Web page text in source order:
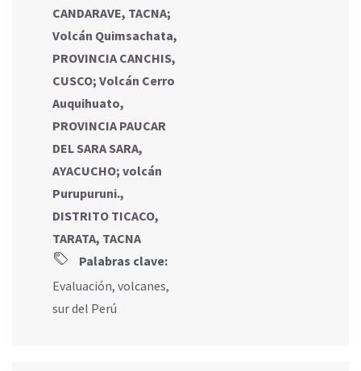
CANDARAVE, TACNA;
Volcán Quimsachata,
PROVINCIA CANCHIS,
CUSCO; Volcán Cerro
Auquihuato,
PROVINCIA PAUCAR
DEL SARA SARA,
AYACUCHO; volcán
Purupuruni.,
DISTRITO TICACO,
TARATA, TACNA
Palabras clave:
Evaluación, volcanes,
sur del Perú